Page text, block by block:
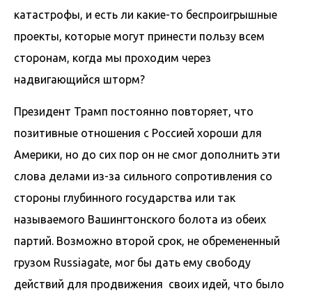
катастрофы, и есть ли какие-то беспроигрышные
проекты, которые могут принести пользу всем
сторонам, когда мы проходим через
надвигающийся шторм?
Президент Трамп постоянно повторяет, что
позитивные отношения с Россией хороши для
Америки, но до сих пор он не смог дополнить эти
слова делами из-за сильного сопротивления со
стороны глубинного государства или так
называемого Вашингтонского болота из обеих
партий. Возможно второй срок, не обремененный
грузом Russiagate, мог бы дать ему свободу
действий для продвижения своих идей, что было